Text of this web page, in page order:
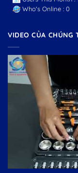
Who's Online : 0
VIDEO CỦA CHÚNG